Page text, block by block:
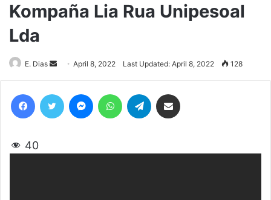
Kompaña Lia Rua Unipesoal
Lda
E. Dias
Send
an
April 8, 2022 Last Updated: April 8, 2022 128
40